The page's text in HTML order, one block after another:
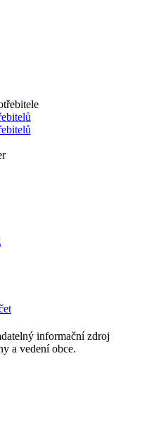
informační zdroj
a vedení obce.